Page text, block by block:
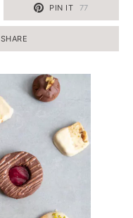
PIN IT 77
SHARE